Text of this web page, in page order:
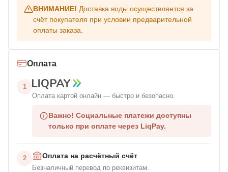
ВНИМАНИЕ! Доставка воды осуществляется за
счёт покупателя при условии предварительной
оплаты заказа.
Оплата
1
Оплата картой онлайн — быстро и безопасно.
Важно! Социальные платежи доступны
только при оплате через LiqPay.
2 Оплата на расчётный счёт
Безналичный перевод по реквизитам.